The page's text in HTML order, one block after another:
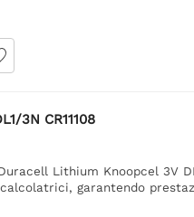
3N CR11108
Lithium Knoopcel 3V
garantendo